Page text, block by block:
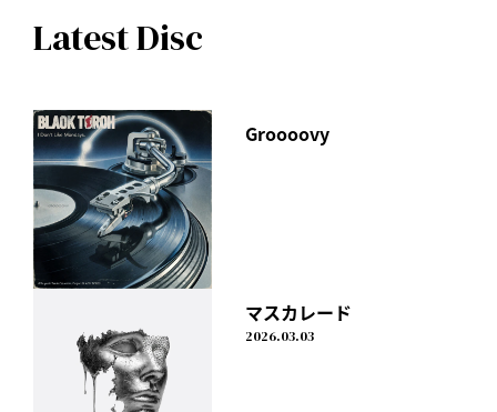
Latest Disc
Groooovy
マスカレード
2026.03.03